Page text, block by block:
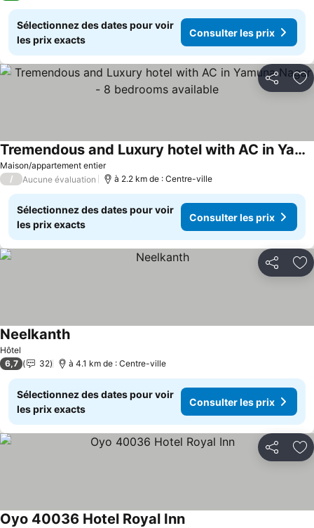
Sélectionnez des dates pour voir
les prix exacts
Consulter les prix
Partager
Maison/appartement entier
Tremendous and Luxury hotel with AC in Yamuna Nagar - 8 bedrooms available
/ Aucune évaluation à 2.2 km de : Centre-ville
Sélectionnez des dates pour voir
les prix exacts
Consulter les prix
Partager
Hôtel
Neelkanth
6,7 32 à 4.1 km de : Centre-ville
Sélectionnez des dates pour voir
les prix exacts
Consulter les prix
Partager
Oyo 40036 Hotel Royal Inn